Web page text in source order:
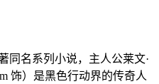
名系列小说，主人公莱文·
饰）是黑色行动界的传奇人